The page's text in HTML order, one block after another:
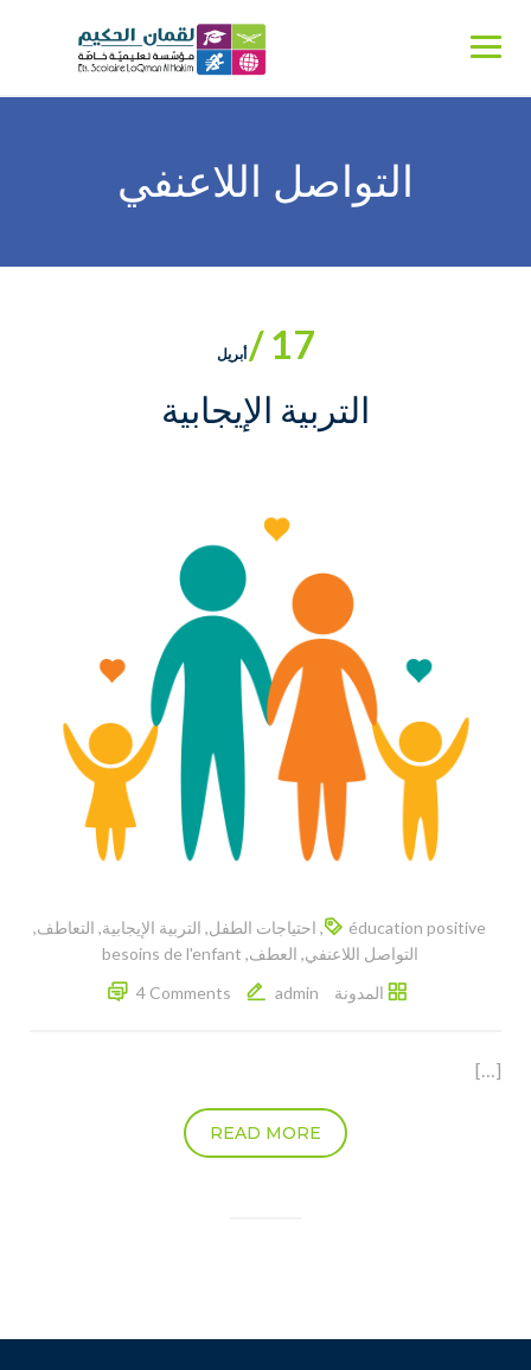
التواصل اللاعنفي
17 / أبريل
التربية الإيجابية
éducation positive
, احتياجات الطفل, التربية الإيجابية, التعاطف,
التواصل اللاعنفي, العطف,
besoins de l'enfant
المدونة
admin
4 Comments
[…]
READ MORE